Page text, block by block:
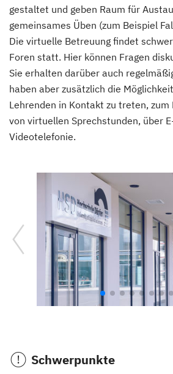
gestaltet und geben Raum für
gemeinsames Üben (zum Beispiel
Die virtuelle Betreuung findet
Foren statt. Hier können Fragen
Sie erhalten darüber auch
haben aber zusätzlich die
Lehrenden in Kontakt zu treten, zum
von virtuellen Sprechstunden, über
Videotelefonie.
Schwerpunkte